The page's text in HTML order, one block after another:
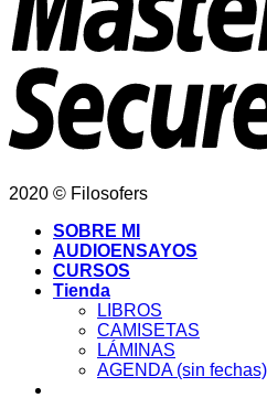
2020 © Filosofers
SOBRE MI
AUDIOENSAYOS
CURSOS
Tienda
LIBROS
CAMISETAS
LÁMINAS
AGENDA (sin fechas)